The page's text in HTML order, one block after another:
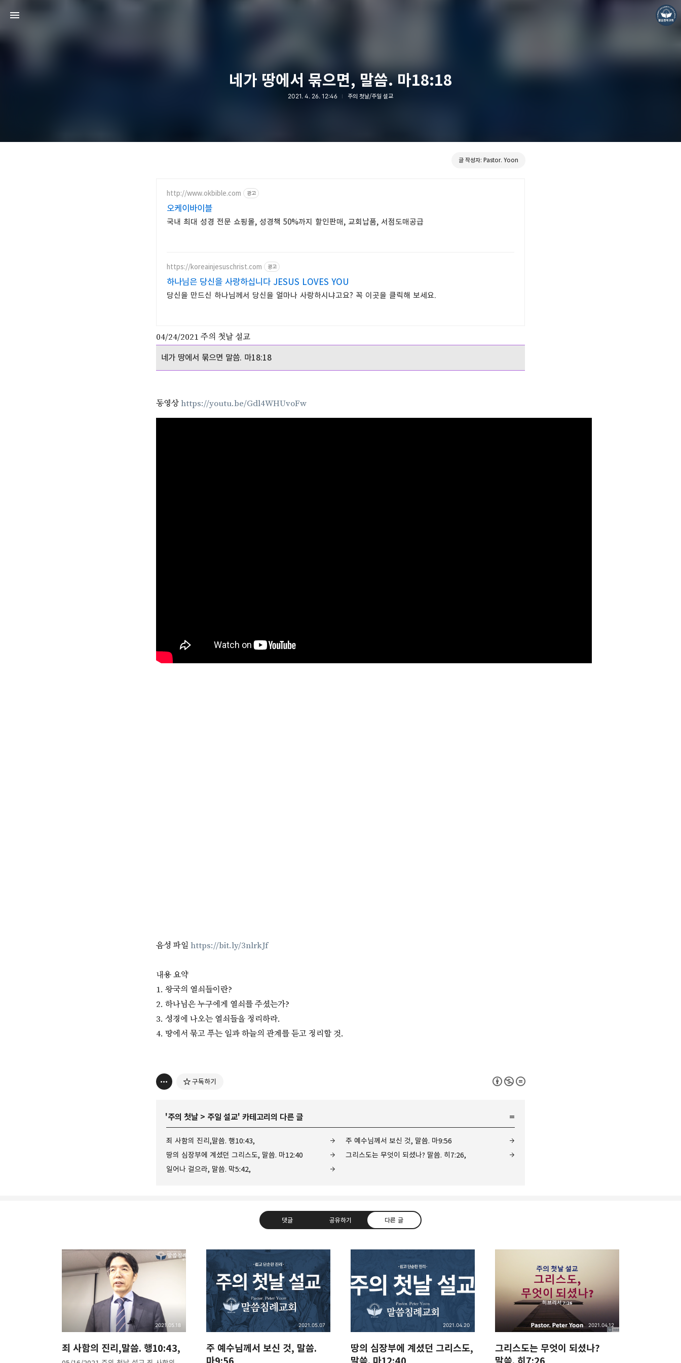
네가 땅에서 묶으면, 말씀. 마18:18
2021. 4. 26. 12:46 주의 첫날/주일 설교
글 작성자: Pastor. Yoon
http://www.okbible.com 광고
오케이바이블
국내 최대 성경 전문 쇼핑몰, 성경책 50%까지 할인판매, 교회납품, 서점도매공급
https://koreainjesuschrist.com 광고
하나님은 당신을 사랑하십니다 JESUS LOVES YOU
당신을 만드신 하나님께서 당신을 얼마나 사랑하시냐고요? 꼭 이곳을 클릭해 보세요.
04/24/2021 주의 첫날 설교
네가 땅에서 묶으면 말씀. 마18:18
동영상https://youtu.be/Gdl4WHUvoFw
음성 파일 https://bit.ly/3nlrkJf
내용 요약
1. 왕국의 열쇠들이란?
2. 하나님은 누구에게 열쇠를 주셨는가?
3. 성경에 나오는 열쇠들을 정리하라.
4. 땅에서 묶고 푸는 일과 하늘의 관계를 듣고 정리할 것.
구독하기
'주의 첫날 > 주일 설교' 카테고리의 다른 글
죄 사함의 진리,말씀. 행10:43,
주 예수님께서 보신 것, 말씀. 마9:56
땅의 심장부에 계셨던 그리스도, 말씀. 마12:40
그리스도는 무엇이 되셨나? 말씀. 히7:26,
일어나 걸으라, 말씀. 막5:42,
댓글 공유하기 다른 글
❏말씀침례교회 ❏AV1611.net ❏Peter Yoon
Graceful, Wonderful, Powerful, Inspirational preaching!!
구독하기
카카오톡 트위터 Facebook 카카오스토리 밴드
죄 사함의 진리,말씀. 행10:43,
2021.05.18
주 예수님께서 보신 것, 말씀.
2021.05.07
땅의 심장부에 계셨던 그리스도,
2021.04.20
그리스도는 무엇이 되셨나?
2021.04.12